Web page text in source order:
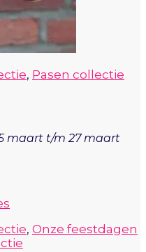
, Pasen collectie
maart t/m 27 maart
, Onze feestdagen